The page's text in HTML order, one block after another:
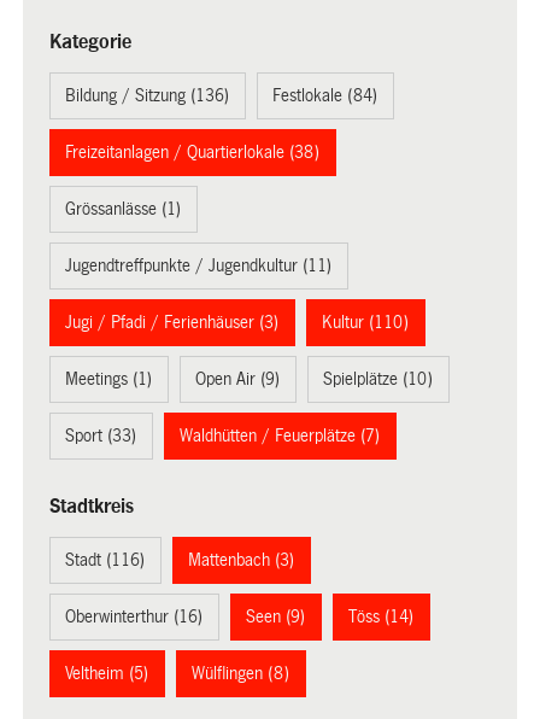
Kategorie
Bildung / Sitzung (136) Festlokale (84)
Freizeitanlagen / Quartierlokale (38)
Grössanlässe (1)
Jugendtreffpunkte / Jugendkultur (11)
Jugi / Pfadi / Ferienhäuser (3) Kultur (110)
Meetings (1) Open Air (9) Spielplätze (10)
Sport (33) Waldhütten / Feuerplätze (7)
Stadtkreis
Stadt (116) Mattenbach (3)
Oberwinterthur (16) Seen (9) Töss (14)
Veltheim (5) Wülflingen (8)